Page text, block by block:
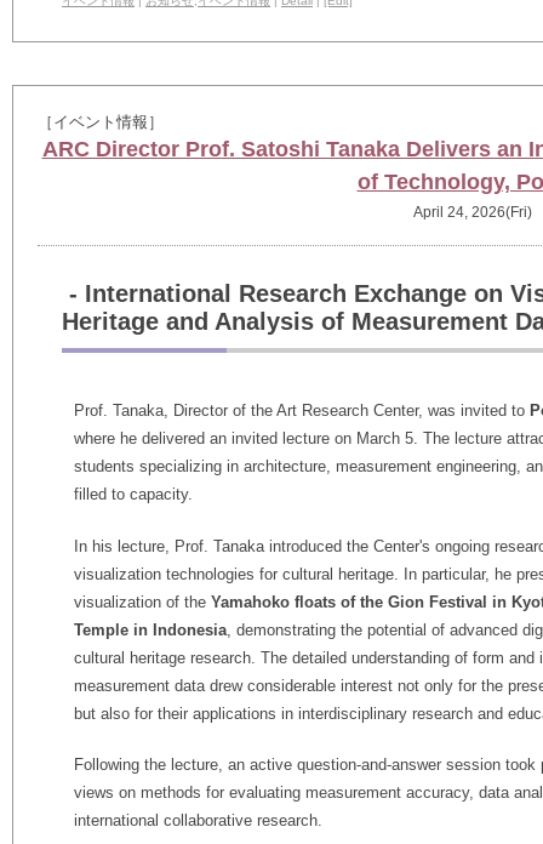
［イベント情報］
ARC Director Prof. Satoshi Tanaka Delivers an
of Technology,
April 24, 2026(Fri)
- International Research Exchange on
Heritage and Analysis of Measurement
Prof. Tanaka, Director of the Art Research Center, was invited to
where he delivered an invited lecture on March 5. The lecture
students specializing in architecture, measurement engineering,
filled to capacity.
In his lecture, Prof. Tanaka introduced the Center's ongoing
visualization technologies for cultural heritage. In particular, he
visualization of the Yamahoko floats of the Gion Festival in
Temple in Indonesia , demonstrating the potential of advanced
cultural heritage research. The detailed understanding of form
measurement data drew considerable interest not only for the
but also for their applications in interdisciplinary research and
Following the lecture, an active question-and-answer session
views on methods for evaluating measurement accuracy, data
international collaborative research.